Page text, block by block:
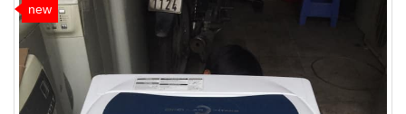
new